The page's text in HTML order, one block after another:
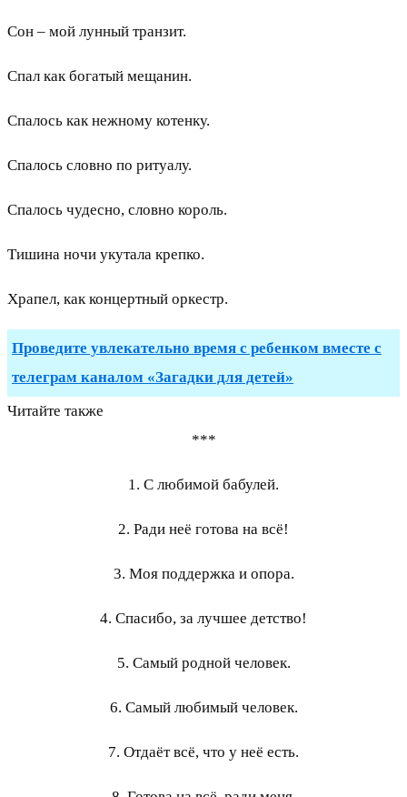
Сон – мой лунный транзит.
Спал как богатый мещанин.
Спалось как нежному котенку.
Спалось словно по ритуалу.
Спалось чудесно, словно король.
Тишина ночи укутала крепко.
Храпел, как концертный оркестр.
Проведите увлекательно время с ребенком вместе с
телеграм каналом «Загадки для детей»
Читайте также
***
1. С любимой бабулей.
2. Ради неё готова на всё!
3. Моя поддержка и опора.
4. Спасибо, за лучшее детство!
5. Самый родной человек.
6. Самый любимый человек.
7. Отдаёт всё, что у неё есть.